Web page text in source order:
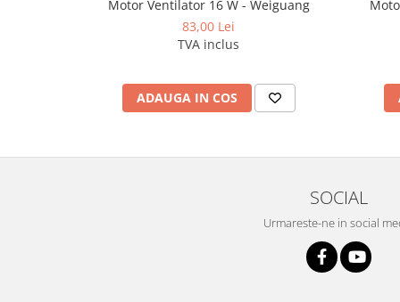
Motor Ventilator 16 W - Weiguang
83,00 Lei
TVA inclus
ADAUGA IN COS
SOCIAL
Urmareste-ne in social